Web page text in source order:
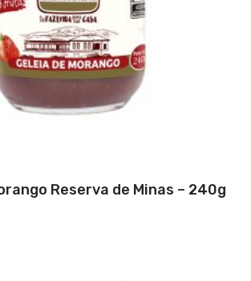
Reserva de Minas – 240g